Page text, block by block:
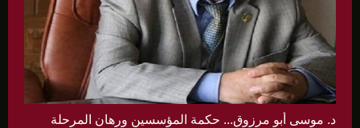
د. موسى أبو مرزوق... حكمة المؤسسين ورهان المرحلة